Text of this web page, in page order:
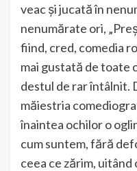
veac și jucată în
nenumărate ori,
fiind, cred, comedia
mai gustată de toate
destul de rar întâlnit.
măiestria
înaintea ochilor o
cum suntem, fără
ceea ce zărim, uitând